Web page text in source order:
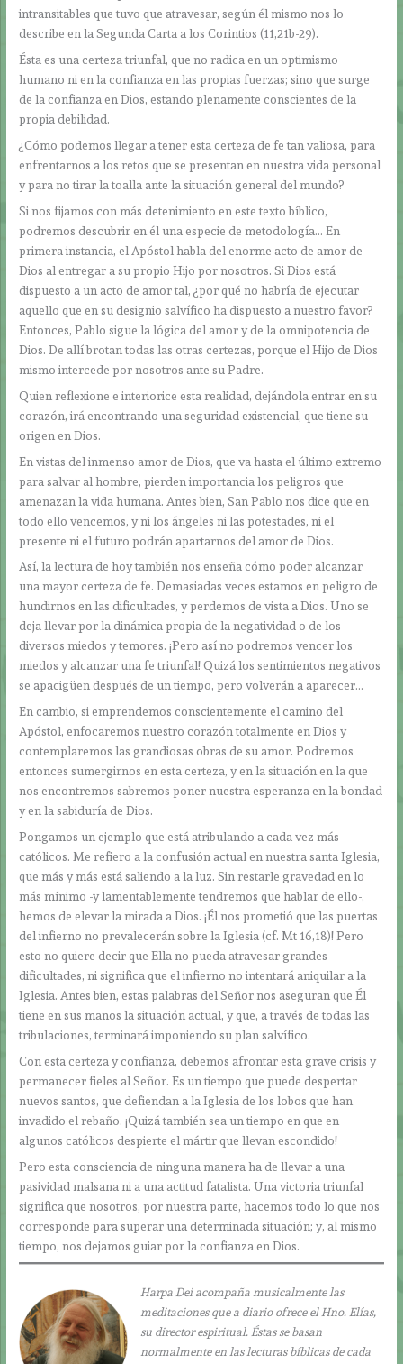
intransitables que tuvo que atravesar, según él mismo nos lo
describe en la Segunda Carta a los Corintios (11,21b-29).
Ésta es una certeza triunfal, que no radica en un optimismo
humano ni en la confianza en las propias fuerzas; sino que surge
de la confianza en Dios, estando plenamente conscientes de la
propia debilidad.
¿Cómo podemos llegar a tener esta certeza de fe tan valiosa, para
enfrentarnos a los retos que se presentan en nuestra vida personal
y para no tirar la toalla ante la situación general del mundo?
Si nos fijamos con más detenimiento en este texto bíblico,
podremos descubrir en él una especie de metodología… En
primera instancia, el Apóstol habla del enorme acto de amor de
Dios al entregar a su propio Hijo por nosotros. Si Dios está
dispuesto a un acto de amor tal, ¿por qué no habría de ejecutar
aquello que en su designio salvífico ha dispuesto a nuestro favor?
Entonces, Pablo sigue la lógica del amor y de la omnipotencia de
Dios. De allí brotan todas las otras certezas, porque el Hijo de Dios
mismo intercede por nosotros ante su Padre.
Quien reflexione e interiorice esta realidad, dejándola entrar en su
corazón, irá encontrando una seguridad existencial, que tiene su
origen en Dios.
En vistas del inmenso amor de Dios, que va hasta el último extremo
para salvar al hombre, pierden importancia los peligros que
amenazan la vida humana. Antes bien, San Pablo nos dice que en
todo ello vencemos, y ni los ángeles ni las potestades, ni el
presente ni el futuro podrán apartarnos del amor de Dios.
Así, la lectura de hoy también nos enseña cómo poder alcanzar
una mayor certeza de fe. Demasiadas veces estamos en peligro de
hundirnos en las dificultades, y perdemos de vista a Dios. Uno se
deja llevar por la dinámica propia de la negatividad o de los
diversos miedos y temores. ¡Pero así no podremos vencer los
miedos y alcanzar una fe triunfal! Quizá los sentimientos negativos
se apacigüen después de un tiempo, pero volverán a aparecer…
En cambio, si emprendemos conscientemente el camino del
Apóstol, enfocaremos nuestro corazón totalmente en Dios y
contemplaremos las grandiosas obras de su amor. Podremos
entonces sumergirnos en esta certeza, y en la situación en la que
nos encontremos sabremos poner nuestra esperanza en la bondad
y en la sabiduría de Dios.
Pongamos un ejemplo que está atribulando a cada vez más
católicos. Me refiero a la confusión actual en nuestra santa Iglesia,
que más y más está saliendo a la luz. Sin restarle gravedad en lo
más mínimo -y lamentablemente tendremos que hablar de ello-,
hemos de elevar la mirada a Dios. ¡Él nos prometió que las puertas
del infierno no prevalecerán sobre la Iglesia (cf. Mt 16,18)! Pero
esto no quiere decir que Ella no pueda atravesar grandes
dificultades, ni significa que el infierno no intentará aniquilar a la
Iglesia. Antes bien, estas palabras del Señor nos aseguran que Él
tiene en sus manos la situación actual, y que, a través de todas las
tribulaciones, terminará imponiendo su plan salvífico.
Con esta certeza y confianza, debemos afrontar esta grave crisis y
permanecer fieles al Señor. Es un tiempo que puede despertar
nuevos santos, que defiendan a la Iglesia de los lobos que han
invadido el rebaño. ¡Quizá también sea un tiempo en que en
algunos católicos despierte el mártir que llevan escondido!
Pero esta consciencia de ninguna manera ha de llevar a una
pasividad malsana ni a una actitud fatalista. Una victoria triunfal
significa que nosotros, por nuestra parte, hacemos todo lo que nos
corresponde para superar una determinada situación; y, al mismo
tiempo, nos dejamos guiar por la confianza en Dios.
Harpa Dei acompaña musicalmente las
meditaciones que a diario ofrece el Hno. Elías,
su director espiritual. Éstas se basan
normalmente en las lecturas bíblicas de cada